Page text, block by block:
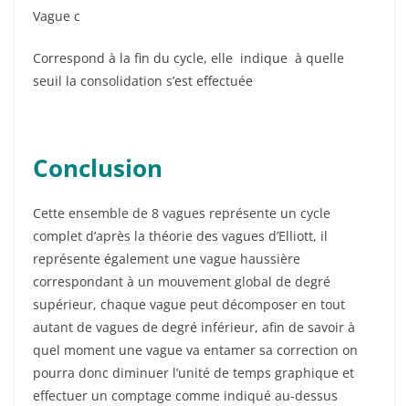
Vague c
Correspond à la fin du cycle, elle indique à quelle
seuil la consolidation s’est effectuée
Conclusion
Cette ensemble de 8 vagues représente un cycle
complet d’après la théorie des vagues d’Elliott, il
représente également une vague haussière
correspondant à un mouvement global de degré
supérieur, chaque vague peut décomposer en tout
autant de vagues de degré inférieur, afin de savoir à
quel moment une vague va entamer sa correction on
pourra donc diminuer l’unité de temps graphique et
effectuer un comptage comme indiqué au-dessus